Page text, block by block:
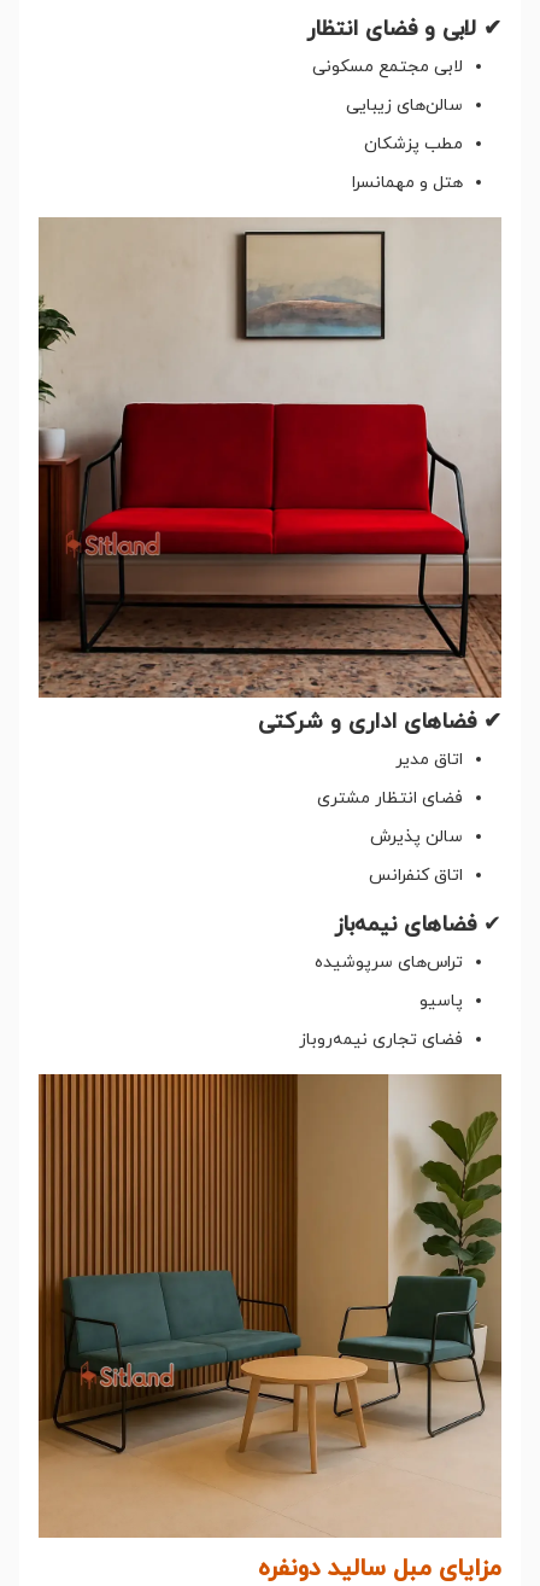
✔ لابی و فضای انتظار
لابی مجتمع مسکونی
سالن‌های زیبایی
مطب پزشکان
هتل و مهمانسرا
✔ فضاهای اداری و شرکتی
اتاق مدیر
فضای انتظار مشتری
سالن پذیرش
اتاق کنفرانس
✔فضاهای نیمه‌باز
تراس‌های سرپوشیده
پاسیو
فضای تجاری نیمه‌روباز
مزایای مبل سالید دونفره